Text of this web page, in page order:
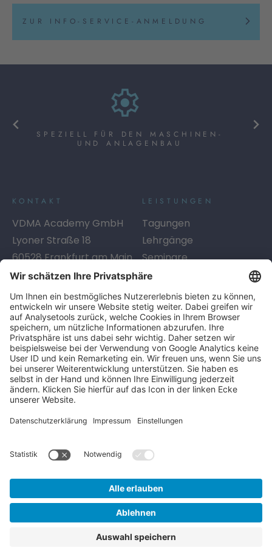
ZUR INFO-SERVICE-ANMELDUNG
SPEZIELL FÜR DEN MASCHINEN-
UND ANLAGENBAU
KONTAKT
VDMA Academy GmbH
Lyoner Straße 18
60528Frankfurt am Main
Telefon:+49 69 6603-1334
E-Mail:
academy@vdma.eu
LEISTUNGEN
Tagungen
Lehrgänge
Seminare
Digitales Lernen
Beratung
SERVICE
Info-Service
Kontakt
Anreise
FAQ
LINKS
AGB
AGB Inhouse
Datenschutzerklärung
Impressum
Sitemap
© 2026 - VDMA Academy
VERTRAG WIDERRUFEN